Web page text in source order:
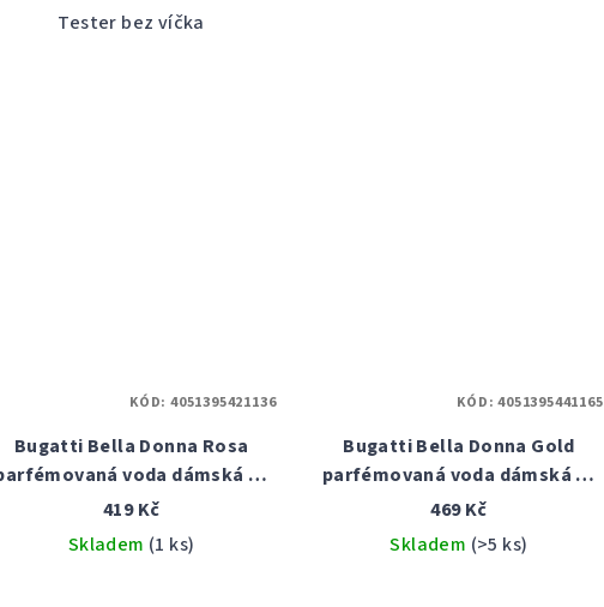
Tester bez víčka
Bugatti Bella Donna Rosa
voda dámská 60
ml
419 Kč
Skladem (1 ks)
KÓD: 4051395421136
Bugatti Bella Donna Gold
parfémovaná voda dámská 60
ml
469 Kč
Skladem (>5 ks)
KÓD:4051395441165